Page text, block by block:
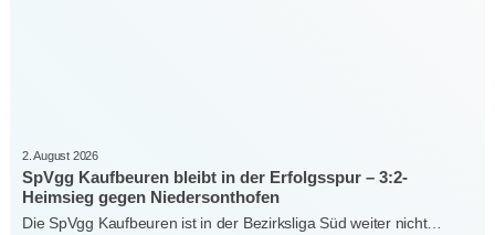
2. August 2026
SpVgg Kaufbeuren bleibt in der Erfolgsspur – 3:2-
Heimsieg gegen Niedersonthofen
Die SpVgg Kaufbeuren ist in der Bezirksliga Süd weiter nicht…